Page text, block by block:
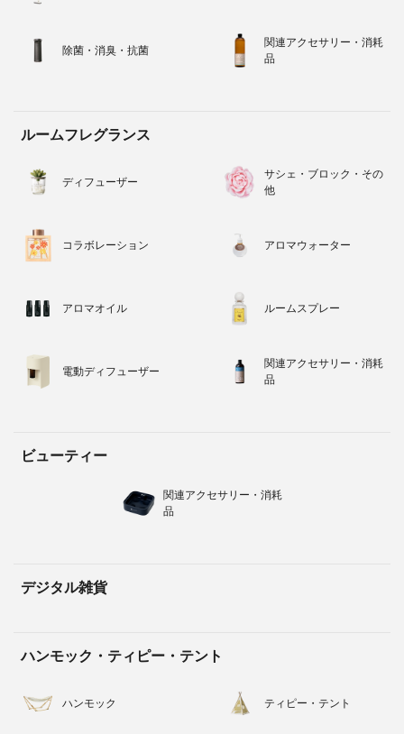
除菌・消臭・抗菌
関連アクセサリー・消耗
品
ルームフレグランス
ディフューザー
サシェ・ブロック・その
他
コラボレーション アロマウォーター
アロマオイル ルームスプレー
電動ディフューザー
関連アクセサリー・消耗
品
ビューティー
関連アクセサリー・消耗
品
デジタル雑貨
ハンモック・ティピー・テント
ハンモック ティピー・テント